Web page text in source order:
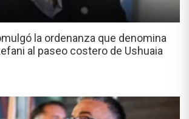
la ordenanza que denomina
al paseo costero de Ushuaia